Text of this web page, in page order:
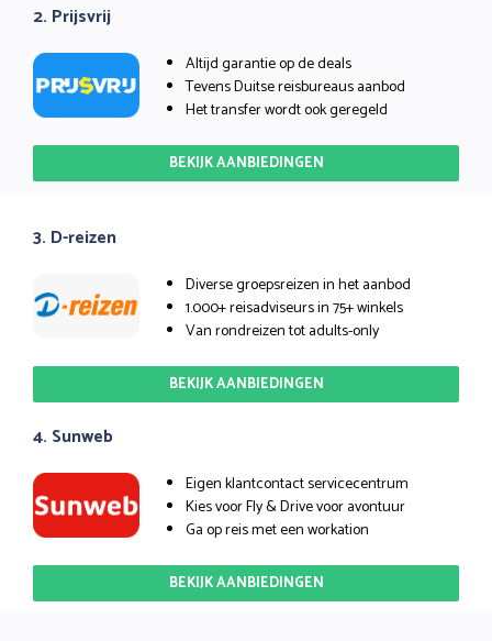
2. Prijsvrij
Altijd garantie op de deals
Tevens Duitse reisbureaus aanbod
Het transfer wordt ook geregeld
BEKIJK AANBIEDINGEN
3. D-reizen
Diverse groepsreizen in het aanbod
1.000+ reisadviseurs in 75+ winkels
Van rondreizen tot adults-only
BEKIJK AANBIEDINGEN
4. Sunweb
Eigen klantcontact servicecentrum
Kies voor Fly & Drive voor avontuur
Ga op reis met een workation
BEKIJK AANBIEDINGEN